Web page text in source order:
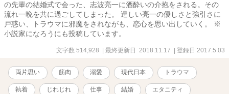
の先輩の結婚式で会った、志波亮一に酒酔いの介抱をされる。その
流れ一晩を共に過ごしてしまった。 逞しい亮一の優しさと強引さに
戸惑い、トラウマに邪魔をされながも、恋心を思い出していく。 ※
小説家になろうにも投稿しています。
文字数 514,928 | 最終更新日 2018.11.17 | 登録日 2017.5.03
両片思い 筋肉 溺愛 現代日本 トラウマ
執着 じれじれ 仕事 結婚 エタニティ